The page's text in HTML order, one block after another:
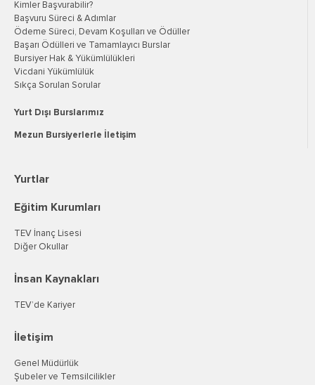
Kimler Başvurabilir?
Başvuru Süreci & Adımlar
Ödeme Süreci, Devam Koşulları ve Ödüller
Başarı Ödülleri ve Tamamlayıcı Burslar
Bursiyer Hak & Yükümlülükleri
Vicdani Yükümlülük
Sıkça Sorulan Sorular
Yurt Dışı Burslarımız
Mezun Bursiyerlerle İletişim
Yurtlar
Eğitim Kurumları
TEV İnanç Lisesi
Diğer Okullar
İnsan Kaynakları
TEV’de Kariyer
İletişim
Genel Müdürlük
Şubeler ve Temsilcilikler